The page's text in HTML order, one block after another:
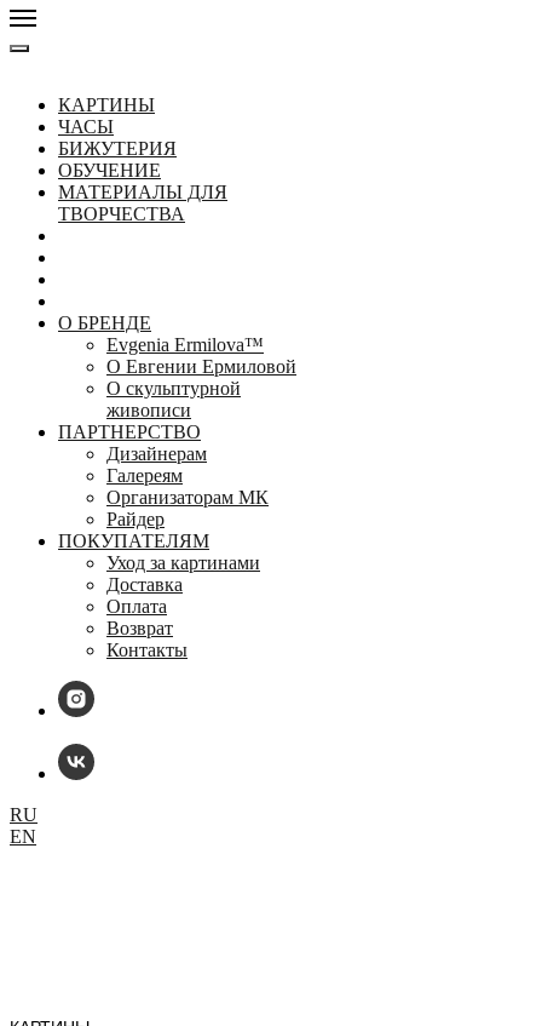
КАРТИНЫ
ЧАСЫ
БИЖУТЕРИЯ
ОБУЧЕНИЕ
МАТЕРИАЛЫ ДЛЯ
ТВОРЧЕСТВА
О БРЕНДЕ
Evgenia Ermilova™
О Евгении Ермиловой
О скульптурной
живописи
ПАРТНЕРСТВО
Дизайнерам
Галереям
Организаторам МК
Райдер
ПОКУПАТЕЛЯМ
Уход за картинами
Доставка
Оплата
Возврат
Контакты
RU
EN